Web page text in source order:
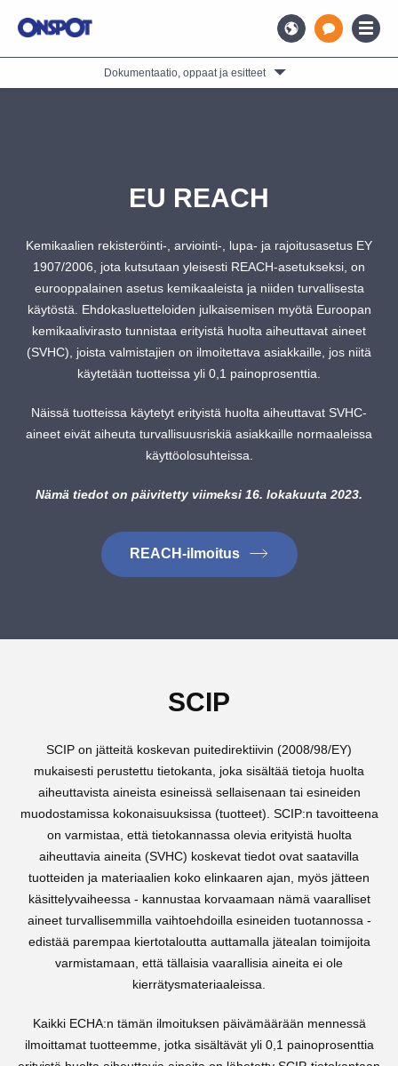
Dokumentaatio, oppaat ja esitteet
EU REACH
Kemikaalien rekisteröinti-, arviointi-, lupa- ja rajoitusasetus EY
1907/2006, jota kutsutaan yleisesti REACH-asetukseksi, on
eurooppalainen asetus kemikaaleista ja niiden turvallisesta
käytöstä. Ehdokasluetteloiden julkaisemisen myötä Euroopan
kemikaalivirasto tunnistaa erityistä huolta aiheuttavat aineet
(SVHC), joista valmistajien on ilmoitettava asiakkaille, jos niitä
käytetään tuotteissa yli 0,1 painoprosenttia.
Näissä tuotteissa käytetyt erityistä huolta aiheuttavat SVHC-
aineet eivät aiheuta turvallisuusriskiä asiakkaille normaaleissa
käyttöolosuhteissa.
Nämä tiedot on päivitetty viimeksi 16. lokakuuta 2023.
REACH-ilmoitus
SCIP
SCIP on jätteitä koskevan puitedirektiivin (2008/98/EY)
mukaisesti perustettu tietokanta, joka sisältää tietoja huolta
aiheuttavista aineista esineissä sellaisenaan tai esineiden
muodostamissa kokonaisuuksissa (tuotteet). SCIP:n tavoitteena
on varmistaa, että tietokannassa olevia erityistä huolta
aiheuttavia aineita (SVHC) koskevat tiedot ovat saatavilla
tuotteiden ja materiaalien koko elinkaaren ajan, myös jätteen
käsittelyvaiheessa - kannustaa korvaamaan nämä vaaralliset
aineet turvallisemmilla vaihtoehdoilla esineiden tuotannossa -
edistää parempaa kiertotaloutta auttamalla jätealan toimijoita
varmistamaan, että tällaisia vaarallisia aineita ei ole
kierrätysmateriaaleissa.
Kaikki ECHA:n tämän ilmoituksen päivämäärään mennessä
ilmoittamat tuotteemme, jotka sisältävät yli 0,1 painoprosenttia